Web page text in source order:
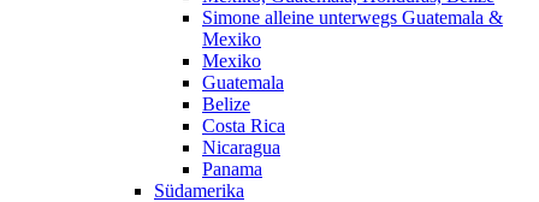
Simone alleine unterwegs Guatemala &
Mexiko
Mexiko
Guatemala
Belize
Costa Rica
Nicaragua
Panama
Südamerika